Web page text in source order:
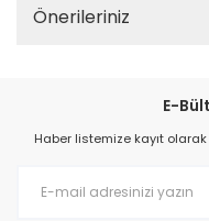
Önerileriniz
E-
Haber listemize kayıt